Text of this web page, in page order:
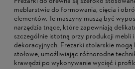
meblarstwie do formowania, cięcia i
elementów. Te maszyny muszą być
narzędzia tnące, które zapewniają
szczególnie istotną przy produkcji mebli
dekoracyjnych. Frezarki stolarskie mogą
stołowe, umożliwiając różnorodne
krawędzi po wykonywanie wycięć i